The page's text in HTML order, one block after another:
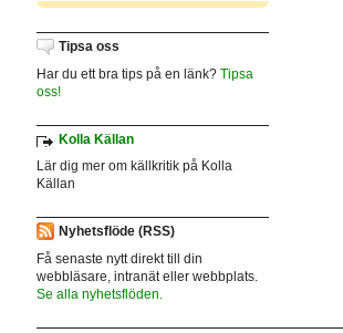
Tipsa oss
Har du ett bra tips på en länk? Tipsa
oss!
Kolla Källan
Lär dig mer om källkritik på Kolla
Källan
Nyhetsflöde (RSS)
Få senaste nytt direkt till din
webbläsare, intranät eller webbplats.
Se alla nyhetsflöden.